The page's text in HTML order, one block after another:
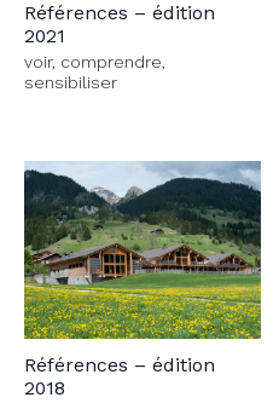
Références – édition
2021
voir, comprendre,
sensibiliser
Références – édition
2018